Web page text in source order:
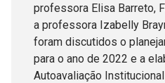
professora Elisa Barreto,
a professora Izabelly
foram discutidos o
para o ano de 2022 e a
Autoavaliação